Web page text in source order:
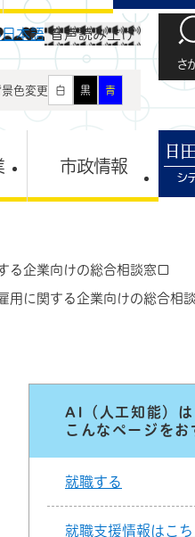
本語 音声読み上げ
色変更 白 黒 青
さ
市政情報
る企業向けの総合相談窓口
用に関する企業向けの総合相
AI（人工知能）は
こんなページをお
就職する
就職支援情報はこち